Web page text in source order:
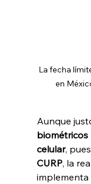
La fecha
en
Aunque
biométricos
celular,
CURP, la
implementa